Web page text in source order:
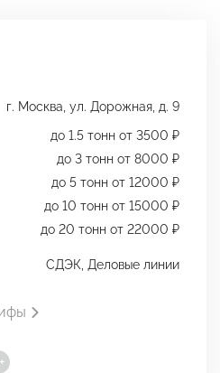
г. Москва, ул. Дорожная, д. 9
до 1.5 тонн от 3500 ₽
до 3 тонн от 8000 ₽
до 5 тонн от 12000 ₽
до 10 тонн от 15000 ₽
до 20 тонн от 22000 ₽
СДЭК, Деловые линии